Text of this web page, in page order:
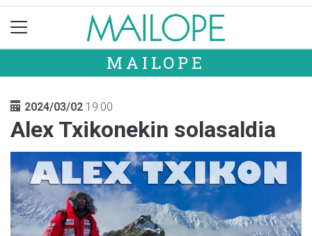
MAILOPE
2024/03/02 19:00
Alex Txikonekin solasaldia